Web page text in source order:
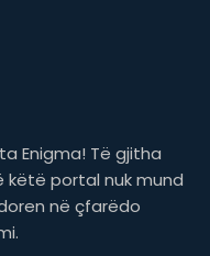
Enigma! Të gjitha
portal nuk mund
në çfarëdo